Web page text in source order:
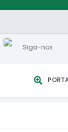
Siga-nos